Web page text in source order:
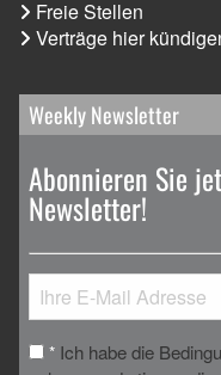
Freie Stellen
Verträge hier
Weekly Newsletter
Abonnieren Sie
Newsletter!
* Ich habe die